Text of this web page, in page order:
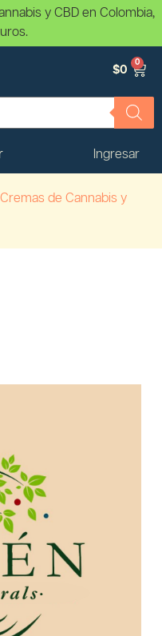
y CBD en Colombia,
$0
0
Ingresar
Cremas de Cannabis y